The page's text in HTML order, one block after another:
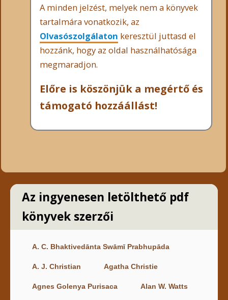
A minden jelzést, melyek nem a könyvek
tartalmára vonatkozik, az
Olvasószolgálaton keresztül juttasd el
hozzánk, hogy az oldal használhatósága
megmaradjon.
Előre is köszönjük a megértő és
támogató hozzáállást!
Az ingyenesen letölthető pdf
könyvek szerzői
A. C. Bhaktivedānta Swāmī Prabhupāda
A. J. Christian Agatha Christie
Agnes Golenya Purisaca Alan W. Watts